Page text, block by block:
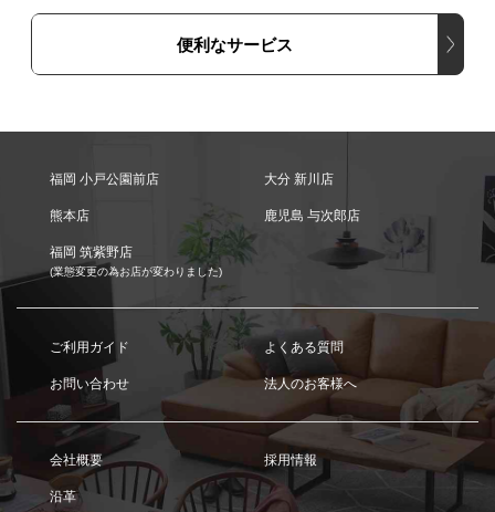
便利なサービス
福岡 小戸公園前店 大分 新川店
熊本店 鹿児島 与次郎店
福岡 筑紫野店
(業態変更の為お店が変わりました)
ご利用ガイド よくある質問
お問い合わせ 法人のお客様へ
会社概要 採用情報
沿革